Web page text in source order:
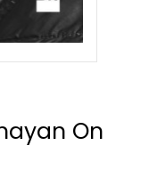
On